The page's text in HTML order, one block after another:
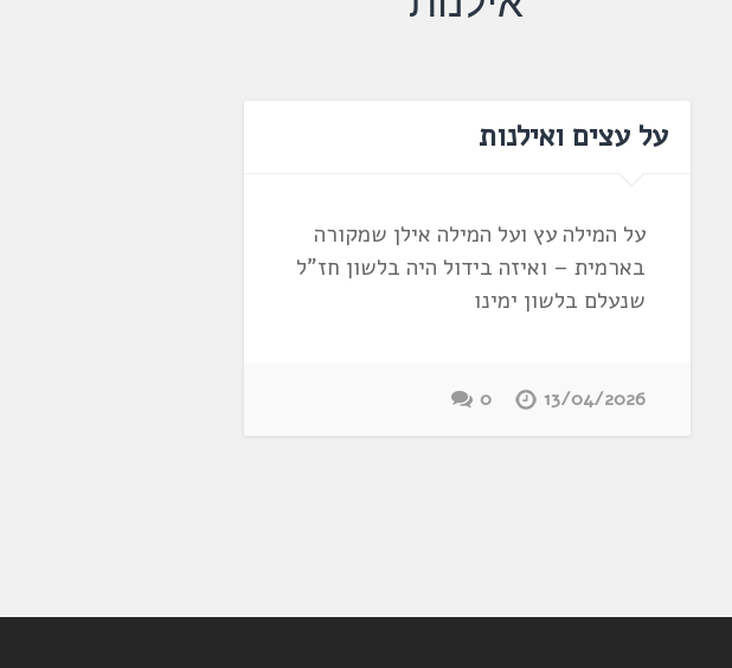
על עצים ואילנות
על המילה עץ ועל המילה אילן שמקורה
בארמית – ואיזה בידול היה בלשון חז"ל
שנעלם בלשון ימינו
13/04/2026
0